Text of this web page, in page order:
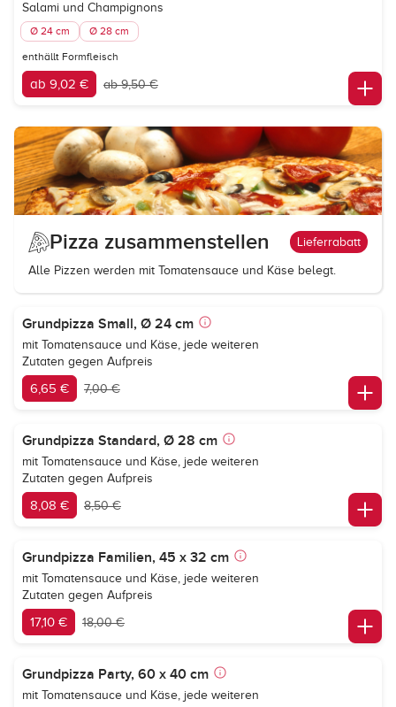
Salami und Champignons
Ø 24 cm Ø 28 cm
enthällt Formfleisch
ab 9,02 € ab 9,50 €
Pizza zusammenstellen Lieferrabatt
Alle Pizzen werden mit Tomatensauce und Käse belegt.
Grundpizza Small, Ø 24 cm
mit Tomatensauce und Käse, jede weiteren
Zutaten gegen Aufpreis
6,65 € 7,00 €
Grundpizza Standard, Ø 28 cm
mit Tomatensauce und Käse, jede weiteren
Zutaten gegen Aufpreis
8,08 € 8,50 €
Grundpizza Familien, 45 x 32 cm
mit Tomatensauce und Käse, jede weiteren
Zutaten gegen Aufpreis
17,10 € 18,00 €
Grundpizza Party, 60 x 40 cm
mit Tomatensauce und Käse, jede weiteren